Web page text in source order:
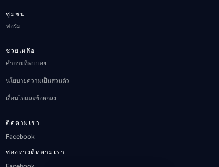
ชุมชน
ฟอรั่ม
ช่วยเหลือ
คำถามที่พบบ่อย
นโยบายความเป็นส่วนตัว
เงื่อนไขและข้อตกลง
ติดตามเรา
Facebook
ช่องทางติดตามเรา